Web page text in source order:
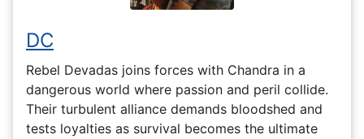
DC
Rebel Devadas joins forces with Chandra in a
dangerous world where passion and peril collide.
Their turbulent alliance demands bloodshed and
tests loyalties as survival becomes the ultimate